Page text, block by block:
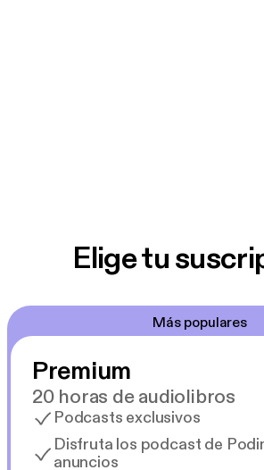
Elige tu
Más populares
Premium
20 horas de audiolibros
Podcasts exclusivos
Disfruta los podcast de
anuncios